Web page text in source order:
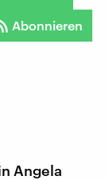
Abonnieren
Angela